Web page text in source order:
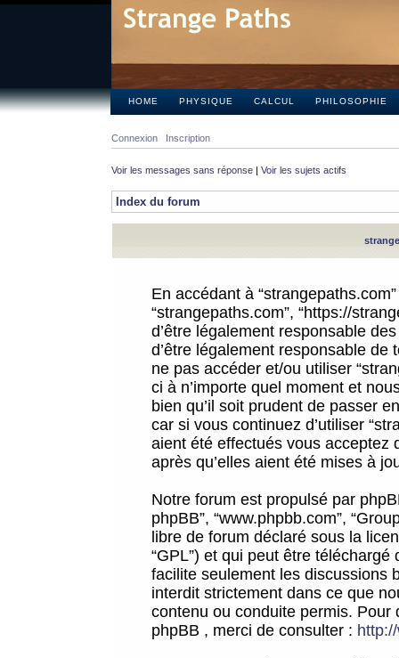
HOME PHYSIQUE CALCUL PHILOSOPHIE
Connexion Inscription
Voir les messages sans réponse | Voir les sujets actifs
Index du forum
En accédant à
“strangepaths.com”, “https://
d’être légalement responsable
d’être légalement responsable
ne pas accéder et/ou utiliser
ci à n’importe quel moment et
bien qu’il soit prudent de passer
car si vous continuez d’utiliser
aient été effectués vous acceptez
après qu’elles aient été mises à
Notre forum est propulsé par
phpBB”, “www.phpbb.com”,
libre de forum déclaré sous la
“GPL”) et qui peut être téléchargé
facilite seulement les discussions
interdit strictement dans ce que
contenu ou conduite permis.
phpBB , merci de consulter :